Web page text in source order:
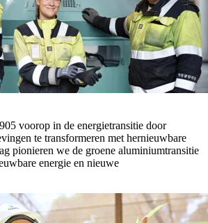
voorop in de energietransitie door
te transformeren met hernieuwbare
pionieren we de groene aluminiumtransitie
energie en nieuwe